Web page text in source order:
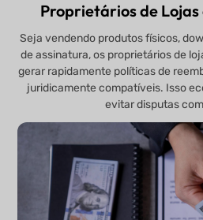
Proprietários de Lojas
Seja vendendo produtos físicos,
de assinatura, os proprietários de
gerar rapidamente políticas de
juridicamente compatíveis. Isso
evitar disputas